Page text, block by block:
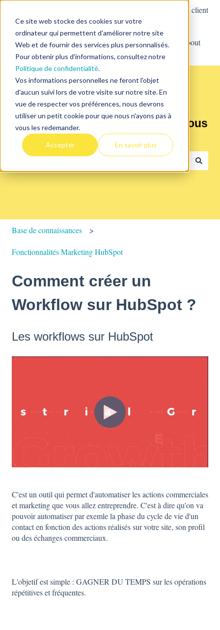
Ce site web stocke des cookies sur votre
ordinateur qui permettent d'améliorer notre site
Web et de fournir des services plus personnalisés.
Pour obtenir plus d'informations, consultez notre
Politique de confidentialité.
Vos informations personnelles ne feront l'objet
d'aucun suivi lors de votre visite sur notre site. En
vue de respecter vos préférences, nous devrons
utiliser un petit cookie pour que nous n'ayons pas à
vous les redemander.
Accepter En savoir plus
Portail client
Services Afficher le sous-
About
Hello. Comment pouvons-nous vous
aider ?
Il n'y a aucune suggestion car le champ de recherche est vide.
Base de connaissances
Fonctionnalités Marketing HubSpot
Comment créer un
Workflow sur HubSpot ?
Les workflows sur HubSpot
C'est un outil qui permet d'automatiser les actions commerciales
et marketing que vous allez entreprendre. C'est à dire qu'on va
pouvoir automatiser par exemle la phase du cycle de vie d'un
contact en fonction des actions réalisés sur votre site, son profil
ou des échanges commerciaux.
L'objetif est simple : GAGNER DU TEMPS sur les opérations
répétitives et fréquentes.